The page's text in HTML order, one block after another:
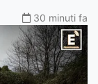
30 minuti fa